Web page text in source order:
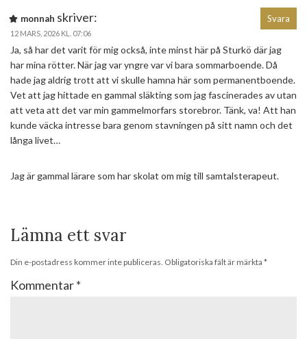
monnah skriver:
12 MARS, 2026 KL. 07:06
Ja, så har det varit för mig också, inte minst här på Sturkö där jag
har mina rötter. När jag var yngre var vi bara sommarboende. Då
hade jag aldrig trott att vi skulle hamna här som permanentboende.
Vet att jag hittade en gammal släkting som jag fascinerades av utan
att veta att det var min gammelmorfars storebror. Tänk, va! Att han
kunde väcka intresse bara genom stavningen på sitt namn och det
långa livet…
Jag är gammal lärare som har skolat om mig till samtalsterapeut.
Svara
Lämna ett svar
Din e-postadress kommer inte publiceras. Obligatoriska fält är märkta *
Kommentar*